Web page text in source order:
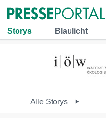
Storys Blaulicht
Alle Storys